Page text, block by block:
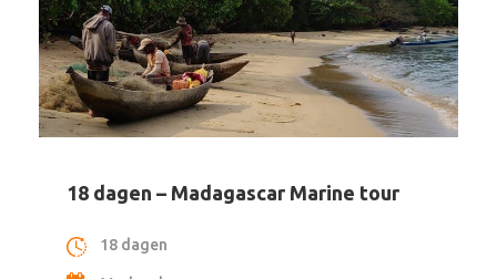
$3.684,80
Madgaskar
Madagaskar
Antananarivo - Antananarivo
Min leeftijd: 12